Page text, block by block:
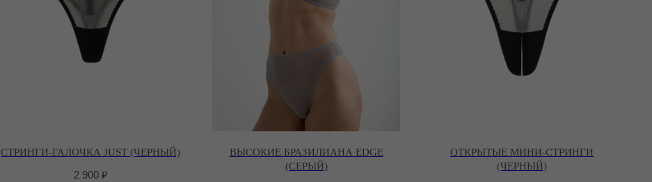
СТРИНГИ-ГАЛОЧКА JUST (ЧЕРНЫЙ)
2 900 ₽
ВЫСОКИЕ БРАЗИЛИАНА EDGE
(СЕРЫЙ)
ОТКРЫТЫЕ МИНИ-СТРИНГИ
(ЧЕРНЫЙ)